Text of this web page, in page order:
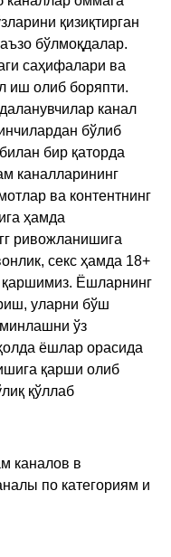
қизиқтирган
бўлмоқдалар.
саҳифалари ва
иш олиб боряпти.
канал
бўлиб
бир қаторда
каналларининг
ва контентнинг
ҳамда
ривожланишига
секс ҳамда 18+
қаршимиз. Ёшларнинг
уларни бўш
ўз
ёшлар орасида
қарши олиб
қўллаб
каналов в
по категориям и